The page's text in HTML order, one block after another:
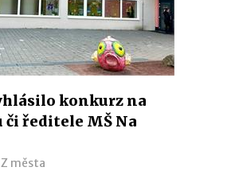
konkurz na
ředitele MŠ Na
Z města